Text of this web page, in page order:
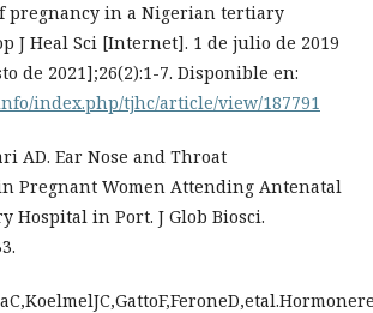
pregnancy in a Nigerian tertiary
J Heal Sci [Internet]. 1 de julio de 2019
de 2021];26(2):1-7. Disponible en:
index.php/tjhc/article/view/187791
AD. Ear Nose and Throat
Pregnant Women Attending Antenatal
Hospital in Port. J Glob Biosci.